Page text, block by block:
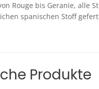
Rouge bis Geranie, alle
spanischen Stoff
Produkte